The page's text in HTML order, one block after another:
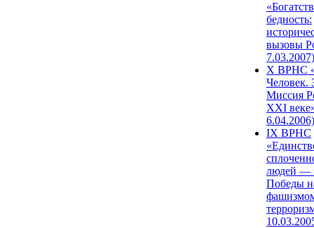
бедность:
вызовы
7.03.2007)
X ВРНС
Человек.
Миссия
XXI
6.04.2006)
IX ВРНС
людей —
Победы